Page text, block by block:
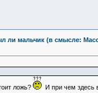
ли мальчик (в смысле:
ложь?
И при чем здесь